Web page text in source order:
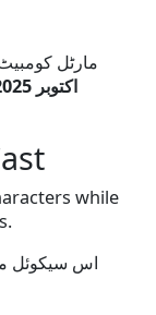
مارٹل کومبیٹ 2، جو 2021 کی فلم کا سیکوئل
اکتوبر 2025
while
اس سیکوئل